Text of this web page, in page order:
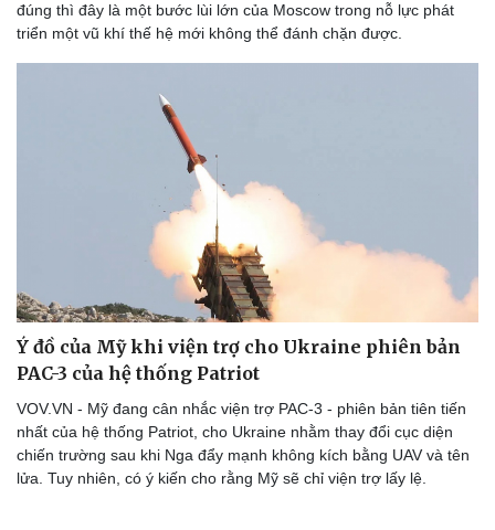
Thông tin doanh nghiệp
Doanh nghiệp 24h
Doanh nhân
Vì cộng đồng
Công nghệ
Sành điệu
Tin Công nghệ
Trải nghiệm
đúng thì đây là một bước lùi lớn của Moscow trong nỗ lực phát
triển một vũ khí thế hệ mới không thể đánh chặn được.
Ý đồ của Mỹ khi viện trợ cho Ukraine phiên bản
PAC-3 của hệ thống Patriot
VOV.VN - Mỹ đang cân nhắc viện trợ PAC-3 - phiên bản tiên tiến
nhất của hệ thống Patriot, cho Ukraine nhằm thay đổi cục diện
chiến trường sau khi Nga đẩy mạnh không kích bằng UAV và tên
lửa. Tuy nhiên, có ý kiến cho rằng Mỹ sẽ chỉ viện trợ lấy lệ.